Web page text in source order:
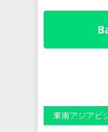
東南アジアビ